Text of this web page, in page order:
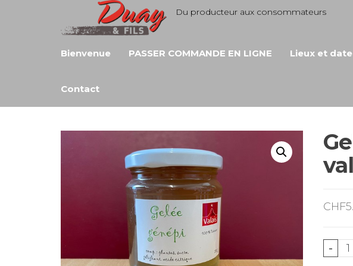
Du producteur aux consommateurs
Bienvenue PASSER COMMANDE EN LIGNE Lieux et
Contact
CHF
-